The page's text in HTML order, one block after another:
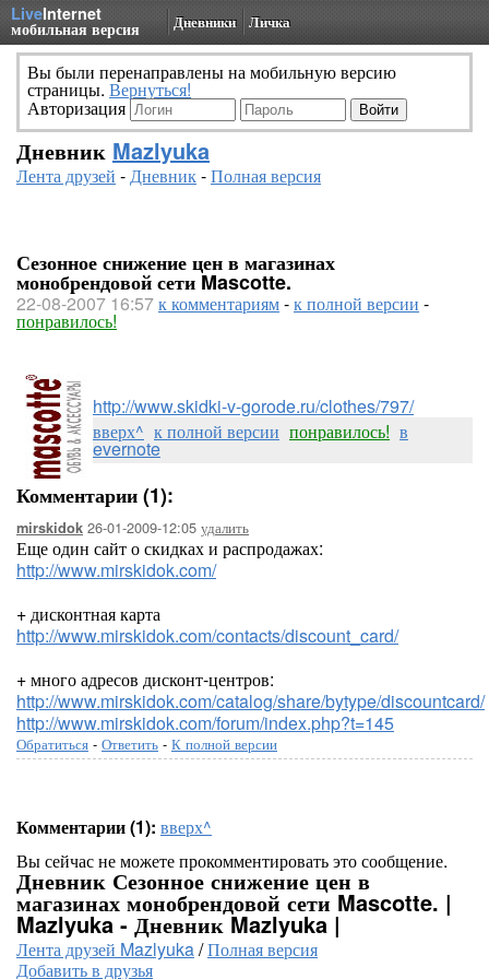
LiveInternet
мобильная версия Дневники Личка
Вы были перенаправлены на мобильную версию
страницы. Вернуться!
Авторизация
Дневник Mazlyuka
Лента друзей -Дневник-Полная версия
Сезонное снижение цен в магазинах
монобрендовой сети Mascotte.
22-08-2007 16:57к комментариям-к полной версии -
понравилось!
http://www.skidki-v-gorode.ru/clothes/797/
вверх^ к полной версии понравилось! в
evernote
Комментарии (1):
mirskidok 26-01-2009-12:05 удалить
Еще один сайт о скидках и распродажах:
http://www.mirskidok.com/
+ дисконтная карта
http://www.mirskidok.com/contacts/discount_card/
+ много адресов дисконт-центров:
http://www.mirskidok.com/catalog/share/bytype/discountcard/
http://www.mirskidok.com/forum/index.php?t=145
Обратиться - Ответить - К полной версии
Комментарии (1): вверх^
Вы сейчас не можете прокомментировать это сообщение.
Дневник Сезонное снижение цен в
магазинах монобрендовой сети Mascotte. |
Mazlyuka - Дневник Mazlyuka |
Лента друзей Mazlyuka/Полная версия
Добавить в друзья